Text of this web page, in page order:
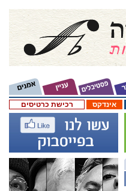
רכישת כרטיסים אינדקס